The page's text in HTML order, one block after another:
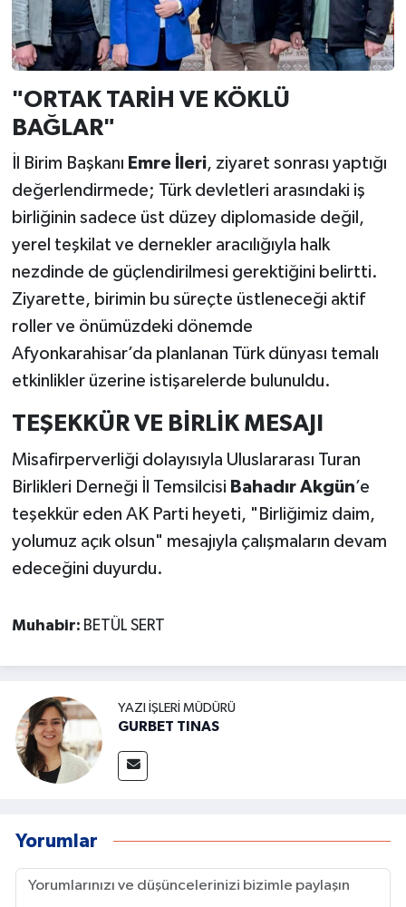
"ORTAK TARİH VE KÖKLÜ
BAĞLAR"
İl Birim Başkanı Emre İleri, ziyaret sonrası yaptığı
değerlendirmede; Türk devletleri arasındaki iş
birliğinin sadece üst düzey diplomaside değil,
yerel teşkilat ve dernekler aracılığıyla halk
nezdinde de güçlendirilmesi gerektiğini belirtti.
Ziyarette, birimin bu süreçte üstleneceği aktif
roller ve önümüzdeki dönemde
Afyonkarahisar’da planlanan Türk dünyası temalı
etkinlikler üzerine istişarelerde bulunuldu.
TEŞEKKÜR VE BİRLİK MESAJI
Misafirperverliği dolayısıyla Uluslararası Turan
Birlikleri Derneği İl Temsilcisi Bahadır Akgün’e
teşekkür eden AK Parti heyeti, "Birliğimiz daim,
yolumuz açık olsun" mesajıyla çalışmaların devam
edeceğini duyurdu.
Muhabir: BETÜL SERT
YAZI İŞLERI MÜDÜRÜ
GURBET TINAS
Yorumlar